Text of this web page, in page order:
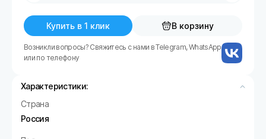
Купить в 1 клик В корзину
Возникли вопросы? Свяжитесь с нами в Telegram, WhatsApp
или по телефону
Характеристики:
Страна
Россия